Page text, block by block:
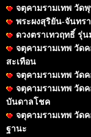
จตุคามรามเทพ วัด
พระผงสุริยัน-จันทร
ดวงตราเทวฤทธิ์ รุ่น
จตุคามรามเทพ วัด
สะเทือน
จตุคามรามเทพ วัด
จตุคามรามเทพ วัด
บันดาลโชค
จตุคามรามเทพ วัด
ฐานะ